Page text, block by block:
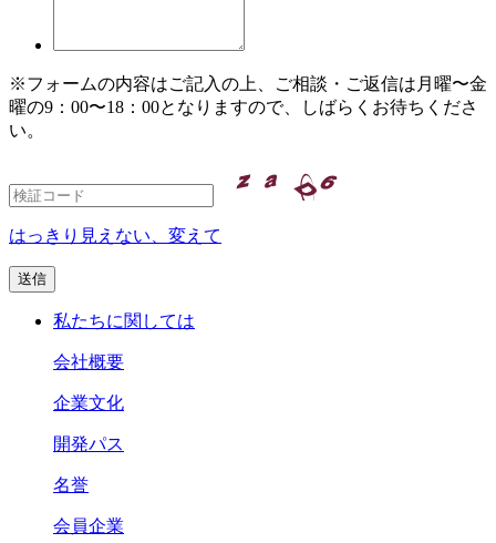
※フォームの内容はご記入の上、ご相談・ご返信は月曜〜金
曜の9：00〜18：00となりますので、しばらくお待ちくださ
い。
はっきり見えない、変えて
私たちに関しては
会社概要
企業文化
開発パス
名誉
会員企業